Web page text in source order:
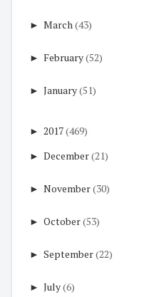
► March(43)
► February(52)
► January(51)
► 2017(469)
► December(21)
► November(30)
► October(53)
► September(22)
► July(6)